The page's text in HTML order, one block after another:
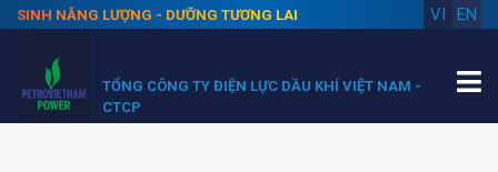
SINH NĂNG LƯỢNG - DƯỠNG TƯƠNG LAI EN
VI
TỔNG CÔNG TY ĐIỆN LỰC DẦU KHÍ VIỆT NAM -
CTCP